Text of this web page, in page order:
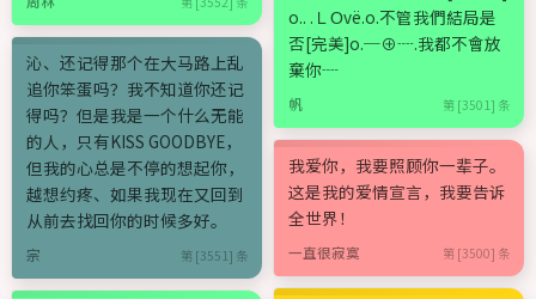
沁、还记得那个在大马路上乱
追你笨蛋吗？我不知道你还记
得吗？但是我是一个什么无能
的人，只有KISS GOODBYE，
但我的心总是不停的想起你，
越想约疼、如果我现在又回到
从前去找回你的时候多好。
宗 第 [3551] 条
o.. .ＬΟvё.o.不管我們結局是
否[完美]o.─⊕┈.我都不會放
棄你┈
帆 第 [3501] 条
我爱你，我要照顾你一辈子。
这是我的爱情宣言，我要告诉
全世界！
一直很寂寞 第 [3500] 条